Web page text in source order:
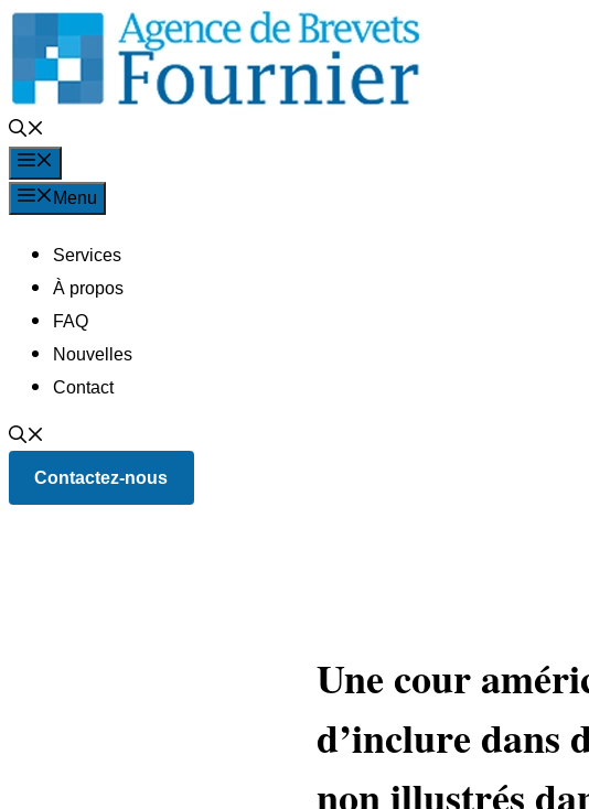
contenu
Menu
Services
À propos
FAQ
Nouvelles
Contact
Contactez-nous
Une cour
d’inclure dans
non illustrés